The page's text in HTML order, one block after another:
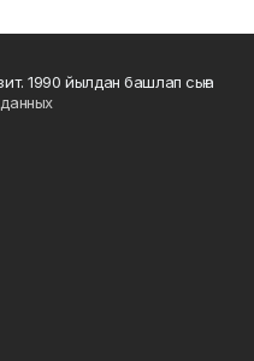
1990 йылдан башлап сыға